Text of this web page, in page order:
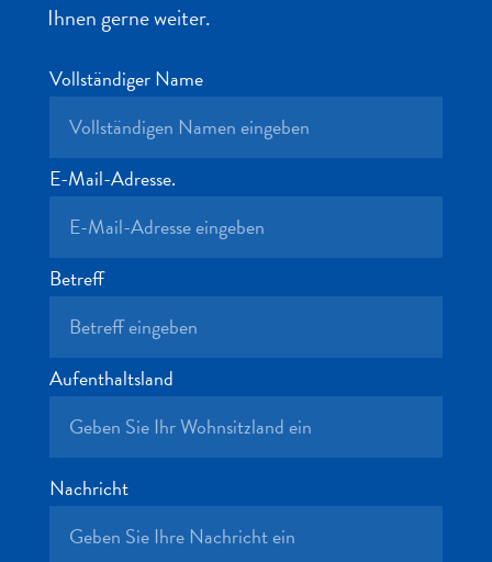
und
Natur
und
Parks
und
und
Wellness
Sport
Golf
Strände
Tauch-
und
Schnorchelplätze
Tauchoperatoren
Taxidienste
Ihnen gerne weiter.
Vollständiger Name
E-Mail-Adresse.
Betreff
Aufenthaltsland
Nachricht